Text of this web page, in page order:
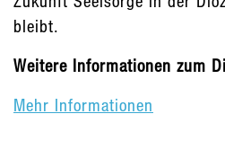
bleibt.
Weitere Informationen zum
Mehr Informationen